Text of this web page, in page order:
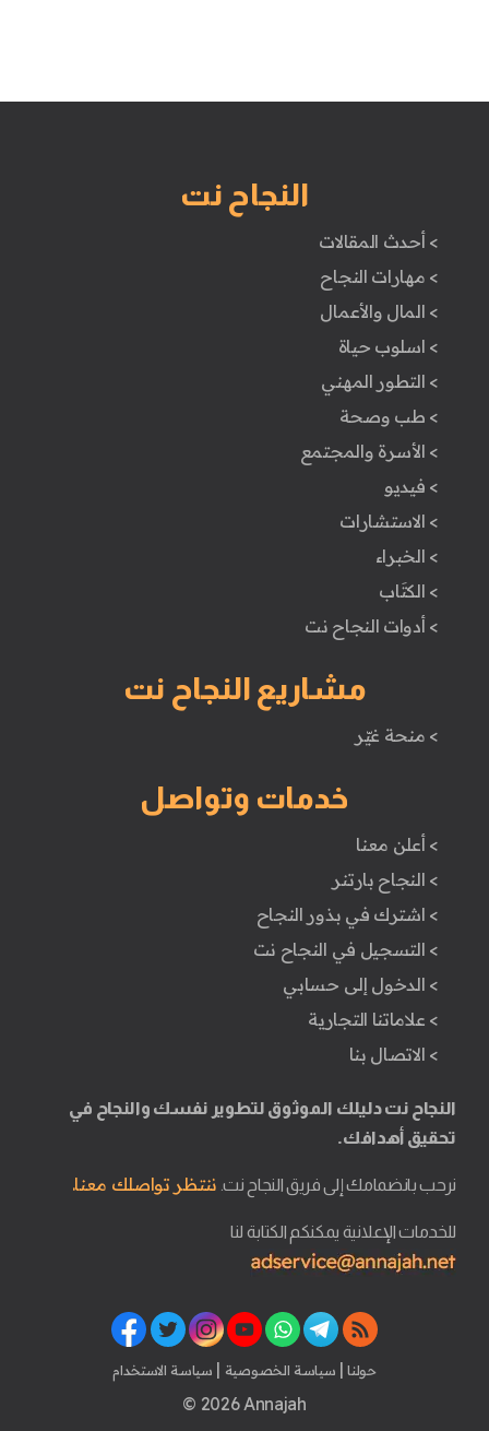
النجاح نت
> أحدث المقالات
> مهارات النجاح
> المال والأعمال
> اسلوب حياة
> التطور المهني
> طب وصحة
> الأسرة والمجتمع
> فيديو
> الاستشارات
> الخبراء
> الكتَاب
> أدوات النجاح نت
مشاريع النجاح نت
> منحة غيّر
خدمات وتواصل
> أعلن معنا
> النجاح بارتنر
> اشترك في بذور النجاح
> التسجيل في النجاح نت
> الدخول إلى حسابي
> علاماتنا التجارية
> الاتصال بنا
النجاح نت دليلك الموثوق لتطوير نفسك والنجاح في
تحقيق أهدافك.
نرحب بانضمامك إلى فريق النجاح نت. ننتظر تواصلك معنا.
للخدمات الإعلانية يمكنكم الكتابة لنا
حولنا | سياسة الخصوصية | سياسة الاستخدام
© 2026 Annajah